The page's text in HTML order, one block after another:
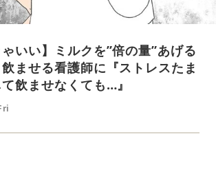
ゃいい】ミルクを”倍の量”あげる
ませる看護師に『ストレスたま
飲ませなくても…』